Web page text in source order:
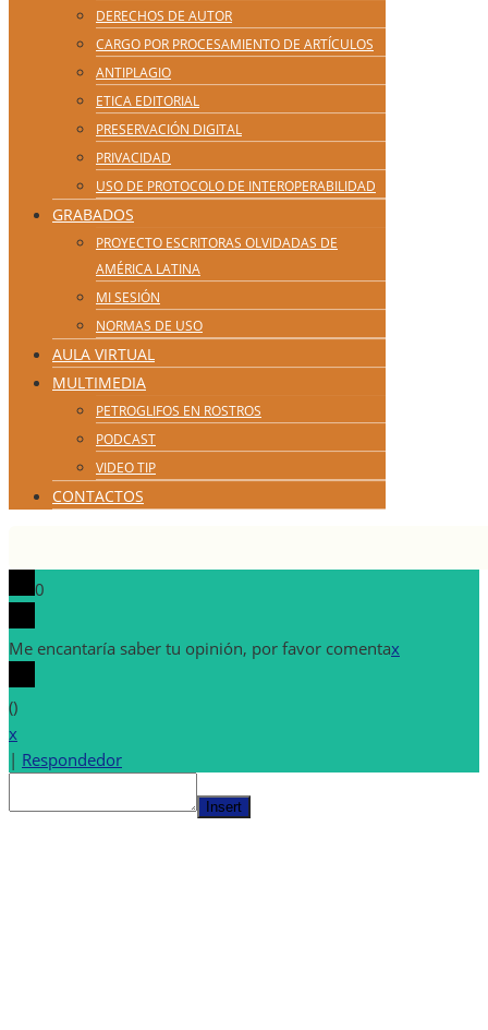
DERECHOS DE AUTOR
CARGO POR PROCESAMIENTO DE ARTÍCULOS
ANTIPLAGIO
ETICA EDITORIAL
PRESERVACIÓN DIGITAL
PRIVACIDAD
USO DE PROTOCOLO DE INTEROPERABILIDAD
GRABADOS
PROYECTO ESCRITORAS OLVIDADAS DE
AMÉRICA LATINA
MI SESIÓN
NORMAS DE USO
AULA VIRTUAL
MULTIMEDIA
PETROGLIFOS EN ROSTROS
PODCAST
VIDEO TIP
CONTACTOS
0
Me encantaría saber tu opinión, por favor comentax
()
x
| Respondedor
Insert